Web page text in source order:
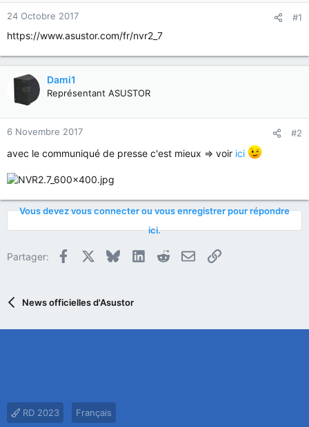
s
u
e
t
b
24 Octobre 2017 #1
https://www.asustor.com/fr/nvr2_7
Dami1
Représentant ASUSTOR
6 Novembre 2017 #2
avec le communiqué de presse c'est mieux => voir ici
Vous devez vous connecter ou vous enregistrer pour répondre
ici.
Partager: Facebook BlueskyLinkedInRedditE-mailLien
News officielles d'Asustor
RD 2023 Français